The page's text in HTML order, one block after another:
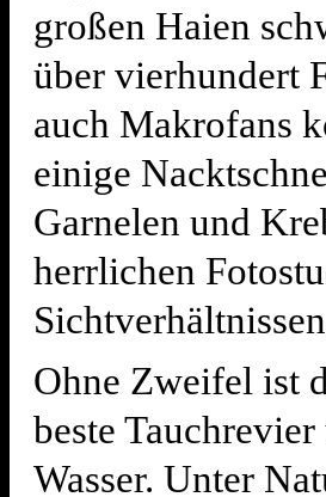
großen Haien
über vierhundert
auch Makrofans
einige
Garnelen und
herrlichen
Ohne Zweifel ist
beste
Wasser. Unter